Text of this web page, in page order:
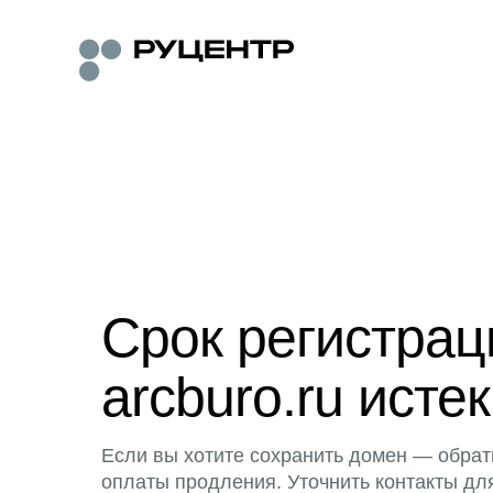
Срок
arcburo.ru истек
Если вы хотите сохранить домен —
оплаты продления. Уточнить контакты